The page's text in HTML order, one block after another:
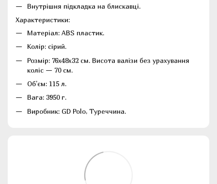
Внутрішня підкладка на блискавці.
Характеристики:
Матеріал: ABS пластик.
Колір: сірий.
Розмір: 76х48х32 см. Висота валізи без урахування
коліс — 70 см.
Об'єм: 115 л.
Вага: 3950 г.
Виробник: GD Polo, Туреччина.